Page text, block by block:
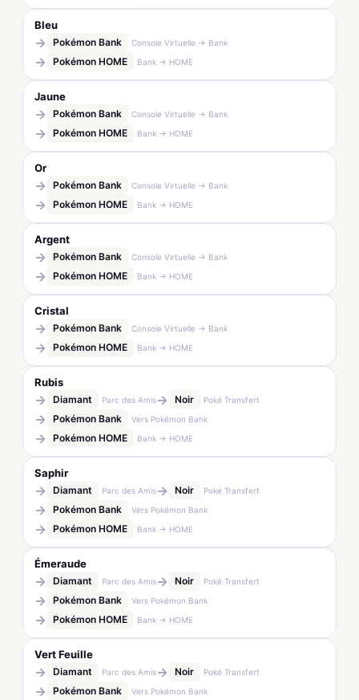
Bleu
→ Pokémon Bank Console Virtuelle → Bank
→ Pokémon HOME Bank → HOME
Jaune
→ Pokémon Bank Console Virtuelle → Bank
→ Pokémon HOME Bank → HOME
Or
→ Pokémon Bank Console Virtuelle → Bank
→ Pokémon HOME Bank → HOME
Argent
→ Pokémon Bank Console Virtuelle → Bank
→ Pokémon HOME Bank → HOME
Cristal
→ Pokémon Bank Console Virtuelle → Bank
→ Pokémon HOME Bank → HOME
Rubis
→ Diamant Parc des Amis→ Noir Poké Transfert
→ Pokémon Bank Vers Pokémon Bank
→ Pokémon HOME Bank → HOME
Saphir
→ Diamant Parc des Amis→ Noir Poké Transfert
→ Pokémon Bank Vers Pokémon Bank
→ Pokémon HOME Bank → HOME
Émeraude
→ Diamant Parc des Amis→ Noir Poké Transfert
→ Pokémon Bank Vers Pokémon Bank
→ Pokémon HOME Bank → HOME
Vert Feuille
→ Diamant Parc des Amis→ Noir Poké Transfert
→ Pokémon Bank Vers Pokémon Bank